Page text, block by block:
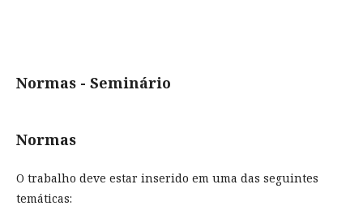
Normas - Seminário
Normas
O trabalho deve estar inserido em uma das seguintes
temáticas: